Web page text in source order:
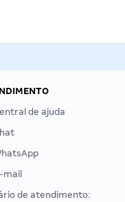
de ajuda
mail
de atendimento: